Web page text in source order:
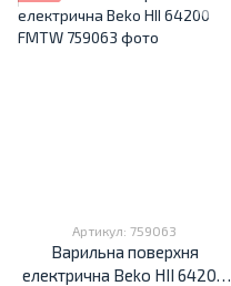
Артикул: 759063
Варильна поверхня
електрична Beko HII 64200